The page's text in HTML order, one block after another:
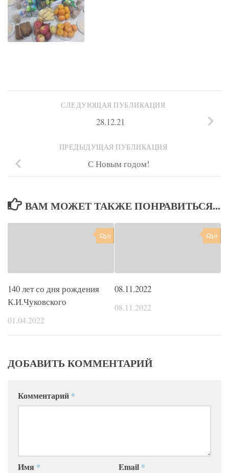
СЛЕДУЮЩАЯ ПУБЛИКАЦИЯ
28.12.21
ПРЕДЫДУЩАЯ ПУБЛИКАЦИЯ
С Новым годом!
ВАМ МОЖЕТ ТАКЖЕ ПОНРАВИТЬСЯ...
0
140 лет со дня рождения
К.И.Чуковского
01.04.2022
0
08.11.2022
08.11.2022
ДОБАВИТЬ КОММЕНТАРИЙ
Комментарий *
Имя * Email *